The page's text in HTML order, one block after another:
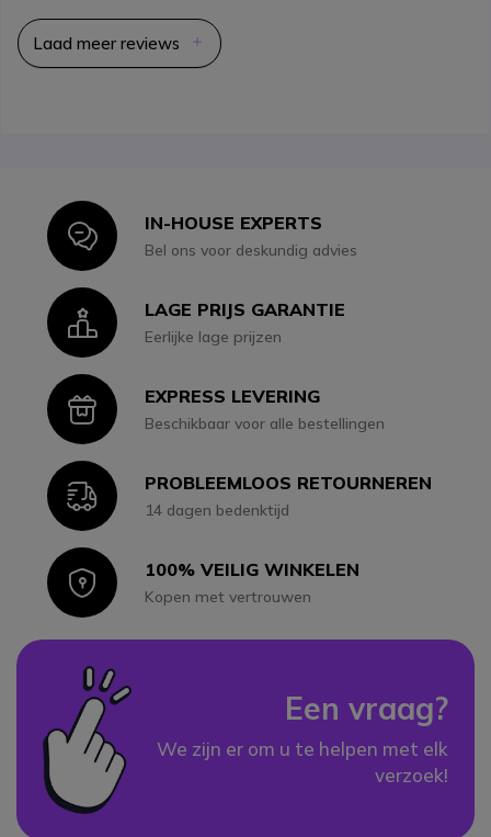
Laad meer reviews
IconIN-HOUSE EXPERTS
Bel ons voor deskundig advies
IconLAGE PRIJS GARANTIE
Eerlijke lage prijzen
IconEXPRESS LEVERING
Beschikbaar voor alle bestellingen
IconPROBLEEMLOOS RETOURNEREN
14 dagen bedenktijd
Icon100% VEILIG WINKELEN
Kopen met vertrouwen
Een vraag?
We zijn er om u te helpen met elk
verzoek!